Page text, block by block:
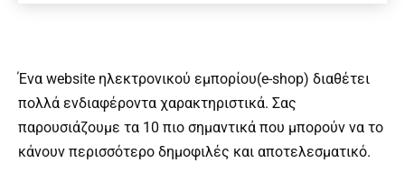
Ένα website ηλεκτρονικού εμπορίου(e-shop) διαθέτει
πολλά ενδιαφέροντα χαρακτηριστικά. Σας
παρουσιάζουμε τα 10 πιο σημαντικά που μπορούν να το
κάνουν περισσότερο δημοφιλές και αποτελεσματικό.